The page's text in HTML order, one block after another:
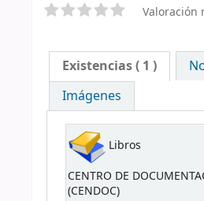
Valoración
Existencias( 1 )
Imágenes
Libros
CENTRO DE
(CENDOC)